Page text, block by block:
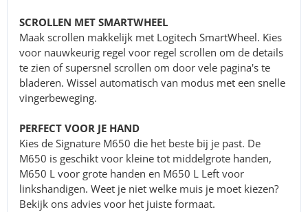
SCROLLEN MET SMARTWHEEL
Maak scrollen makkelijk met Logitech SmartWheel. Kies
voor nauwkeurig regel voor regel scrollen om de details
te zien of supersnel scrollen om door vele pagina's te
bladeren. Wissel automatisch van modus met een snelle
vingerbeweging.
PERFECT VOOR JE HAND
Kies de Signature M650 die het beste bij je past. De
M650 is geschikt voor kleine tot middelgrote handen,
M650 L voor grote handen en M650 L Left voor
linkshandigen. Weet je niet welke muis je moet kiezen?
Bekijk ons advies voor het juiste formaat.